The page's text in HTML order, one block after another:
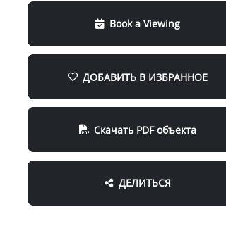
Book a Viewing
ДОБАВИТЬ В ИЗБРАННОЕ
Скачать PDF объекта
ДЕЛИТЬСЯ